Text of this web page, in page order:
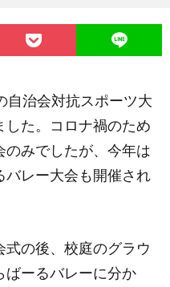
自治会対抗スポーツ大
た。コロナ禍のため
みでしたが、今年は
バレー大会も開催され
の後、校庭のグラウ
ばーるバレーに分か